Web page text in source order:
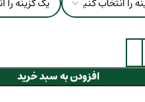
افزودن به سبد خرید